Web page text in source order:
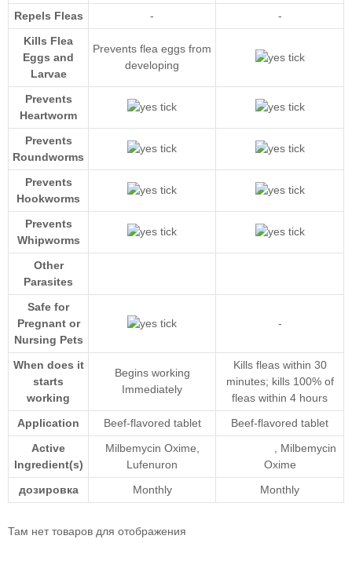
Repels Fleas
-
-
Kills Flea
Eggs and
Larvae
Prevents flea eggs from
developing
Prevents
Heartworm
Prevents
Roundworms
Prevents
Hookworms
Prevents
Whipworms
Other
Parasites
Safe for
Pregnant or
Nursing Pets
-
When does it
starts
working
Begins working
Immediately
Kills fleas within 30
minutes; kills 100% of
fleas within 4 hours
Application
Beef-flavored tablet
Beef-flavored tablet
Active
Ingredient(s)
Milbemycin Oxime
Lufenuron
Milbemycin
Oxime
дозировка
Monthly Monthly
Там нет товаров для отображения